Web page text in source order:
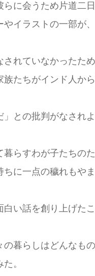
に会うため片道二
イラストの一部が
れていなかったた
たちがインド人か
との批判がなされ
らすわが子たちの
に一点の穢れもや
い話を創り上げた
暮らしはどんなも
。